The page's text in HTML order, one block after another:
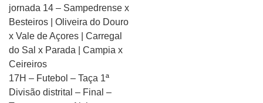
jornada 14 – Sampedrense x
Besteiros | Oliveira do Douro
x Vale de Açores | Carregal
do Sal x Parada | Campia x
Ceireiros
17H – Futebol – Taça 1ª
Divisão distrital – Final –